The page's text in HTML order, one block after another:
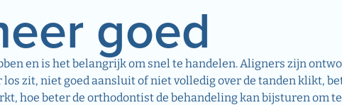
goed
en is het belangrijk om snel te handelen. Aligners zijn
zit, niet goed aansluit of niet volledig over de tanden klikt,
hoe beter de orthodontist de behandeling kan bijsturen om